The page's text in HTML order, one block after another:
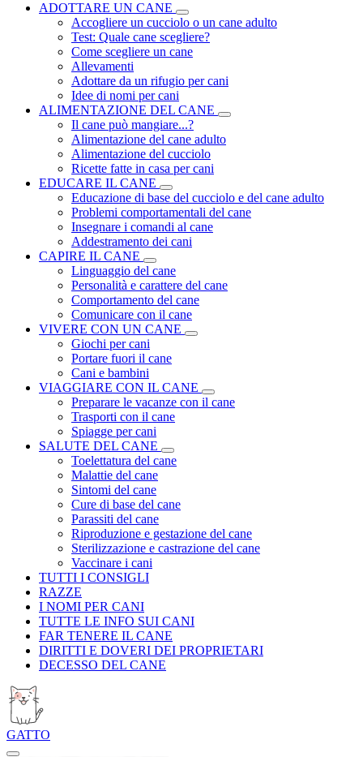
ADOTTARE UN CANE
Accogliere un cucciolo o un cane adulto
Test: Quale cane scegliere?
Come scegliere un cane
Allevamenti
Adottare da un rifugio per cani
Idee di nomi per cani
ALIMENTAZIONE DEL CANE
Il cane può mangiare...?
Alimentazione del cane adulto
Alimentazione del cucciolo
Ricette fatte in casa per cani
EDUCARE IL CANE
Educazione di base del cucciolo e del cane adulto
Problemi comportamentali del cane
Insegnare i comandi al cane
Addestramento dei cani
CAPIRE IL CANE
Linguaggio del cane
Personalità e carattere del cane
Comportamento del cane
Comunicare con il cane
VIVERE CON UN CANE
Giochi per cani
Portare fuori il cane
Cani e bambini
VIAGGIARE CON IL CANE
Preparare le vacanze con il cane
Trasporti con il cane
Spiagge per cani
SALUTE DEL CANE
Toelettatura del cane
Malattie del cane
Sintomi del cane
Cure di base del cane
Parassiti del cane
Riproduzione e gestazione del cane
Sterilizzazione e castrazione del cane
Vaccinare i cani
TUTTI I CONSIGLI
RAZZE
I NOMI PER CANI
TUTTE LE INFO SUI CANI
FAR TENERE IL CANE
DIRITTI E DOVERI DEI PROPRIETARI
DECESSO DEL CANE
GATTO